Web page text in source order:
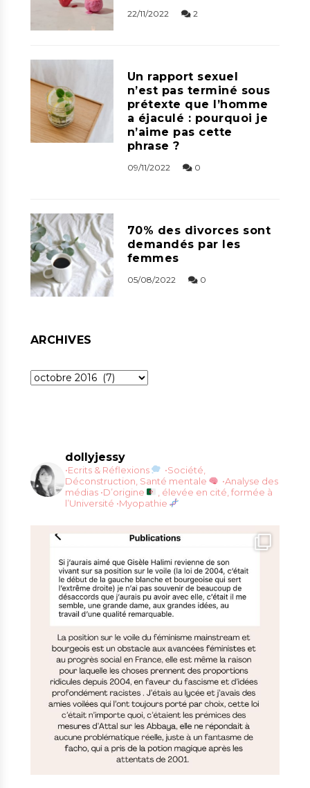
22/11/2022 2
Un rapport sexuel
n’est pas terminé sous
prétexte que l’homme
a éjaculé : pourquoi je
n’aime pas cette
phrase ?
09/11/2022 0
70% des divorces sont
demandés par les
femmes
05/08/2022 0
ARCHIVES
Archives
dollyjessy
•Ecrits & Réflexions
•Société,
Déconstruction, Santé mentale
•Analyse des
médias •D’origine
, élevée en cité, formée à
l’Université •Myopathie